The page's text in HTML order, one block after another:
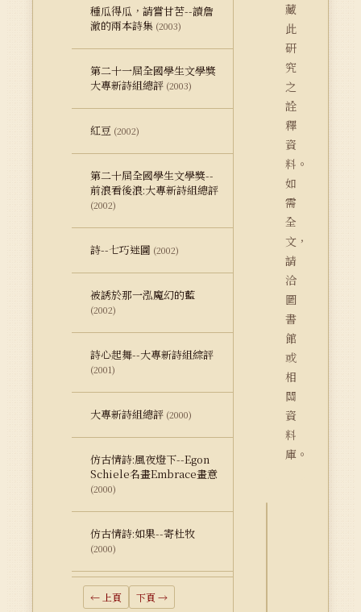
種瓜得瓜，請嘗甘苦--讀詹
澈的兩本詩集 (2003)
第二十一屆全國學生文學獎
大專新詩組總評 (2003)
紅豆 (2002)
第二十屆全國學生文學獎--
前浪看後浪:大專新詩組總評
(2002)
詩--七巧迷圖 (2002)
被誘於那一泓魔幻的藍
(2002)
詩心起舞--大專新詩組綜評
(2001)
大專新詩組總評 (2000)
仿古情詩:風夜燈下--Egon
Schiele名畫Embrace畫意
(2000)
仿古情詩:如果--寄杜牧
(2000)
← 上頁 下頁 →
藏
此
研
究
之
詮
釋
資
料。
如
需
全
文，
請
洽
圖
書
館
或
相
關
資
料
庫。